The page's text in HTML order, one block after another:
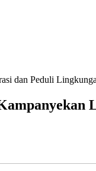
dan Peduli